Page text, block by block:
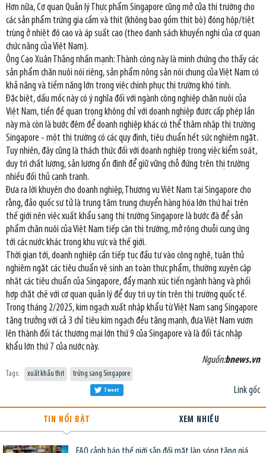
Hơn nữa, Cơ quan Quản lý Thực phẩm Singapore cũng mở cửa thị trường cho
các sản phẩm trứng gia cầm và thịt (không bao gồm thịt bò) đóng hộp/tiệt
trùng ở nhiệt độ cao và áp suất cao (theo danh sách khuyến nghị của cơ quan
chức năng của Việt Nam).
Ông Cao Xuân Thắng nhấn mạnh: Thành công này là minh chứng cho thấy các
sản phẩm chăn nuôi nói riêng, sản phẩm nông sản nói chung của Việt Nam có
khả năng và tiềm năng lớn trong việc chinh phục thị trường khó tính.
Đặc biệt, dấu mốc này có ý nghĩa đối với ngành công nghiệp chăn nuôi của
Việt Nam, tiền đề quan trọng không chỉ với doanh nghiệp được cấp phép lần
này mà còn là bước đệm để doanh nghiệp khác có thể thâm nhập thị trường
Singapore - một thị trường có các quy định, tiêu chuẩn hết sức nghiêm ngặt.
Tuy nhiên, đây cũng là thách thức đối với doanh nghiệp trong việc kiểm soát,
duy trì chất lượng, sản lượng ổn định để giữ vững chỗ đứng trên thị trường
nhiều đối thủ cạnh tranh.
Đưa ra lời khuyên cho doanh nghiệp, Thương vụ Việt Nam tại Singapore cho
rằng, đảo quốc sư tử là trung tâm trung chuyển hàng hóa lớn thứ hai trên
thế giới nên việc xuất khẩu sang thị trường Singapore là bước đà để sản
phẩm chăn nuôi của Việt Nam tiếp cận thị trường, mở rộng chuỗi cung ứng
tới các nước khác trong khu vực và thế giới.
Thời gian tới, doanh nghiệp cần tiếp tục đầu tư vào công nghệ, tuân thủ
nghiêm ngặt các tiêu chuẩn vệ sinh an toàn thực phẩm, thường xuyên cập
nhật các tiêu chuẩn của Singapore, đẩy mạnh xúc tiến ngành hàng và phối
hợp chặt chẽ với cơ quan quản lý để duy trì uy tín trên thị trường quốc tế.
Trong tháng 2/2025, kim ngạch xuất nhập khẩu từ Việt Nam sang Singapore
tăng trưởng với cả 3 chỉ tiêu kim ngạch đều tăng mạnh, đưa Việt Nam vươn
lên thành đối tác thương mại lớn thứ 9 của Singapore và là đối tác nhập
khẩu lớn thứ 7 của nước này.
Nguồn:bnews.vn
Tags: xuất khẩu thịt trứng sang Singapore
Link gốc
Tweet
TIN NỔI BẬT XEM NHIỀU